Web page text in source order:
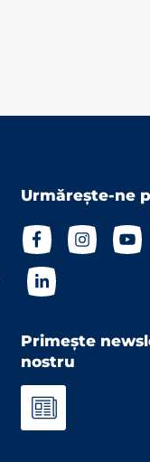
Urmărește-ne
Primește
nostru